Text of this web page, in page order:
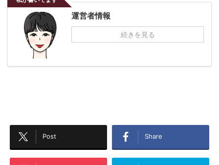
運営者情報
続きを見る
Post Share